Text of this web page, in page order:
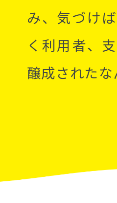
み、気づけ
く利用者、
醸成された